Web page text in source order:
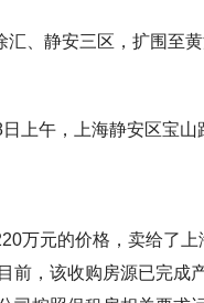
、静安三区，扩围至
上午，上海静安区宝
万元的价格，卖给了
前，该收购房源已完成